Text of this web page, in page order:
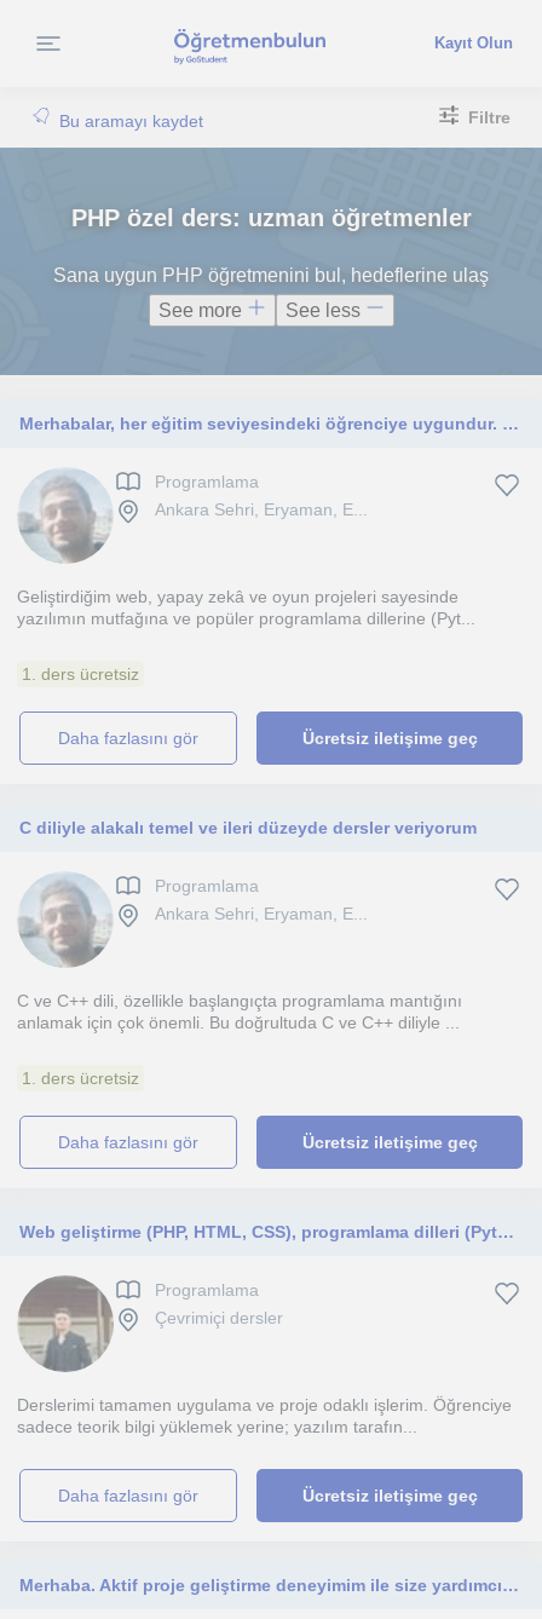
Kayıt Olun
Bu aramayı kaydet Filtre
PHP özel ders: uzman öğretmenler
Sana uygun PHP öğretmenini bul, hedeflerine ulaş
See more
See less
Merhabalar, her eğitim seviyesindeki öğrenciye uygundur. Programlamayı hem ileri düzey hem de temel düzeyde anlatabilirim
Programlama
Ankara Sehri, Eryaman, E...
Geliştirdiğim web, yapay zekâ ve oyun projeleri sayesinde
yazılımın mutfağına ve popüler programlama dillerine (Pyt...
1. ders ücretsiz
daha fazlasını gör Ücretsiz iletişime geç
C diliyle alakalı temel ve ileri düzeyde dersler veriyorum
Programlama
Ankara Sehri, Eryaman, E...
C ve C++ dili, özellikle başlangıçta programlama mantığını
anlamak için çok önemli. Bu doğrultuda C ve C++ diliyle ...
1. ders ücretsiz
daha fazlasını gör Ücretsiz iletişime geç
Web geliştirme (PHP, HTML, CSS), programlama dilleri (Python, C#) ve veritabanı yönetimi (SQL) konularında, teoriden ziyade mantı
Programlama
Çevrimiçi dersler
Derslerimi tamamen uygulama ve proje odaklı işlerim. Öğrenciye
sadece teorik bilgi yüklemek yerine; yazılım tarafın...
daha fazlasını gör Ücretsiz iletişime geç
Merhaba. Aktif proje geliştirme deneyimim ile size yardımcı olmayı çok isterim.